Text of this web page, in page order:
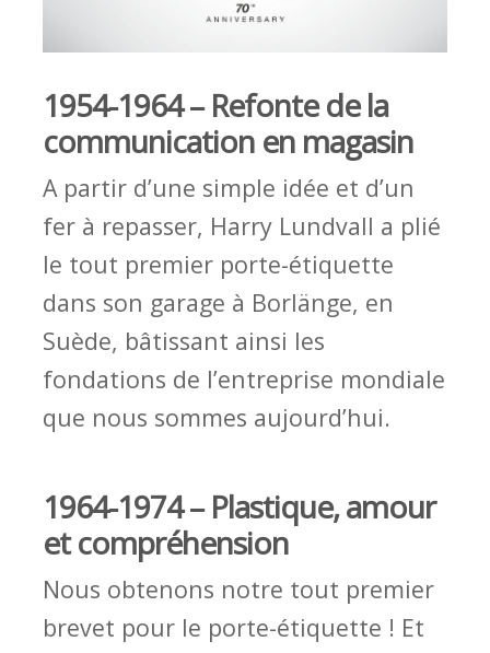
1954-1964 – Refonte de la
communication en magasin
A partir d’une simple idée et d’un
fer à repasser, Harry Lundvall a plié
le tout premier porte-étiquette
dans son garage à Borlänge, en
Suède, bâtissant ainsi les
fondations de l’entreprise mondiale
que nous sommes aujourd’hui.
1964-1974– Plastique,amour
et compréhension
Nous obtenons notre tout premier
brevet pour le porte-étiquette ! Et